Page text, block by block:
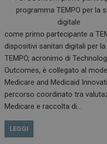
come primo partecipante a
dispositivi sanitari digitali per
TEMPO, acronimo di
Outcomes, è collegato al
Medicare and Medicaid
percorso coordinato tra
Medicare e raccolta di…
LEGGI